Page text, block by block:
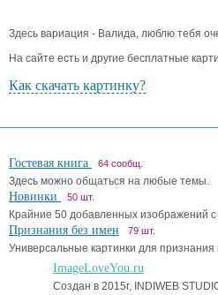
Здесь вариация - Валида, люблю тебя
На сайте есть и другие бесплатные
Как скачать картинку?
Гостевая книга 64 сообщ.
Здесь можно общаться на любые темы.
Новинки 50 шт.
Крайние 50 добавленных изображений
Признания без имен 79 шт.
Универсальные картинки для признания
ImageLoveYou.ru
Создан в 2015г, INDIWEB